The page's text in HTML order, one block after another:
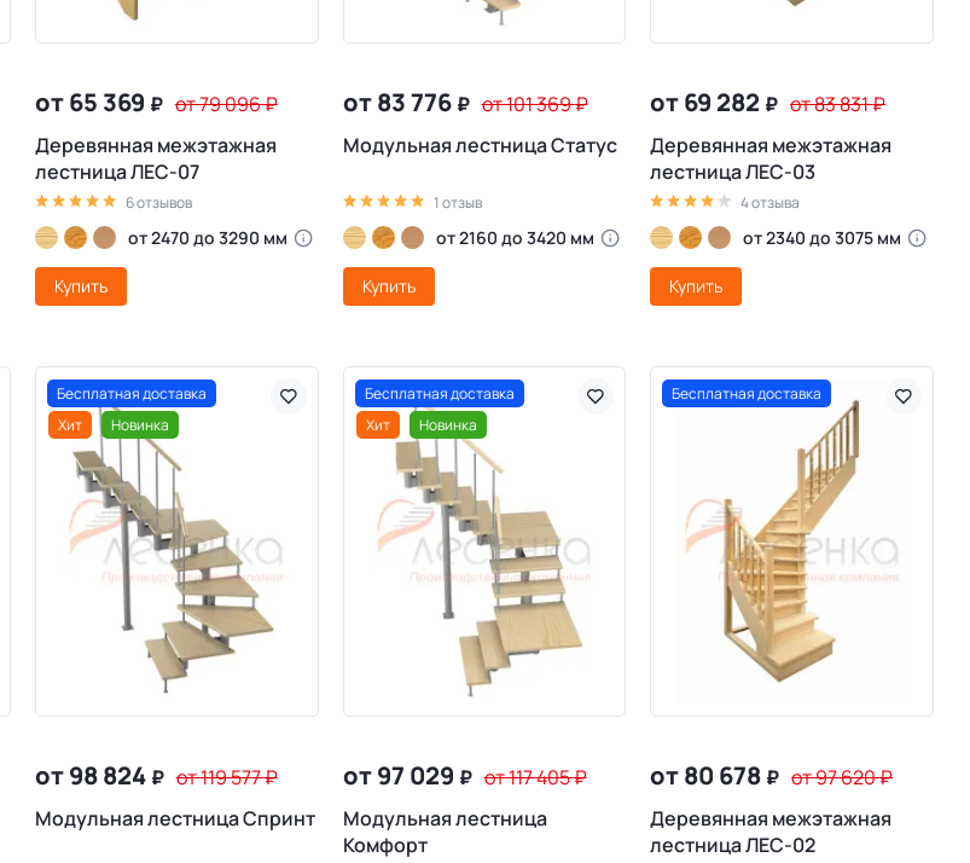
от 65 369 ₽ от 79 096₽
Деревянная межэтажная
лестница ЛЕС-07
6 отзывов
от 2470 до 3290 мм
Купить
от 83 776 ₽ от 101 369₽
Модульная лестница Статус
1 отзыв
от 2160 до 3420 мм
Купить
от 69 282 ₽ от 83 831₽
Деревянная межэтажная
лестница ЛЕС-03
4 отзыва
от 2340 до 3075 мм
Купить
Бесплатная доставка
Хит
Новинка
от 98 824 ₽ от 119 577₽
Модульная лестница Спринт
Бесплатная доставка
Хит
Новинка
от 97 029 ₽ от 117 405₽
Модульная лестница
Комфорт
Бесплатная доставка
от 80 678 ₽ от 97 620₽
Деревянная межэтажная
лестница ЛЕС-02